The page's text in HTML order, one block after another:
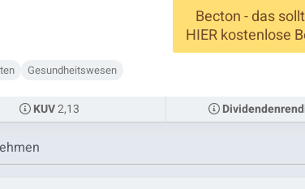
Gesundheitswesen
Becton - das
HIER kostenlose
KUV2,13